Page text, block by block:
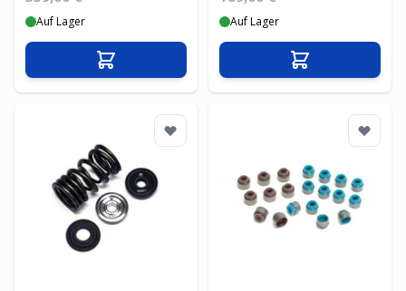
Auf Lager
In den Warenkorb
Auf Lager
In den